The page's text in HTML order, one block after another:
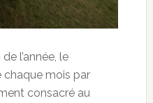
l’année, le
chaque mois par
consacré au